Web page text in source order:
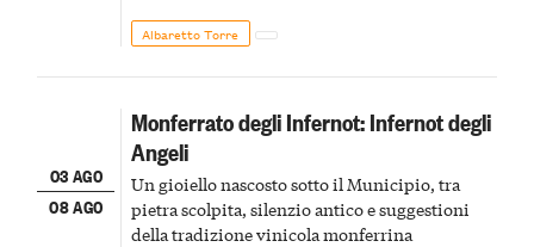
Albaretto Torre
03 AGO
08 AGO
Monferrato degli Infernot: Infernot degli
Angeli
Un gioiello nascosto sotto il Municipio, tra
pietra scolpita, silenzio antico e suggestioni
della tradizione vinicola monferrina